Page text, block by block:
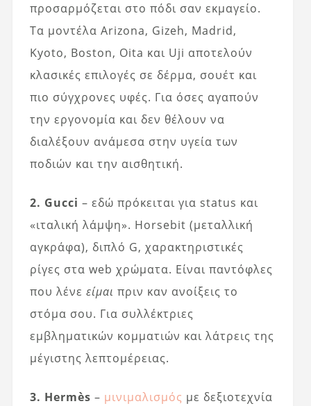
προσαρμόζεται στο πόδι σαν εκμαγείο.
Τα μοντέλα Arizona, Gizeh, Madrid,
Kyoto, Boston, Oita και Uji αποτελούν
κλασικές επιλογές σε δέρμα, σουέτ και
πιο σύγχρονες υφές. Για όσες αγαπούν
την εργονομία και δεν θέλουν να
διαλέξουν ανάμεσα στην υγεία των
ποδιών και την αισθητική.
2. Gucci – εδώ πρόκειται για status και
«ιταλική λάμψη». Horsebit (μεταλλική
αγκράφα), διπλό G, χαρακτηριστικές
ρίγες στα web χρώματα. Είναι παντόφλες
που λένε είμαι πριν καν ανοίξεις το
στόμα σου. Για συλλέκτριες
εμβληματικών κομματιών και λάτρεις της
μέγιστης λεπτομέρειας.
3. Hermès – μινιμαλισμός με δεξιοτεχνία